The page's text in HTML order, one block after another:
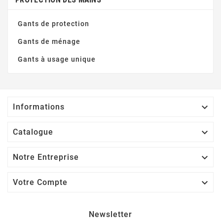
Gants de protection
Gants de ménage
Gants à usage unique
Informations 
Catalogue 
Notre Entreprise 
Votre Compte 
Newsletter